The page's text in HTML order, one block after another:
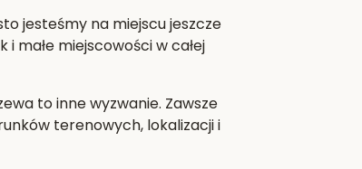
jesteśmy na miejscu jeszcze
małe miejscowości w całej
to inne wyzwanie. Zawsze
terenowych, lokalizacji i